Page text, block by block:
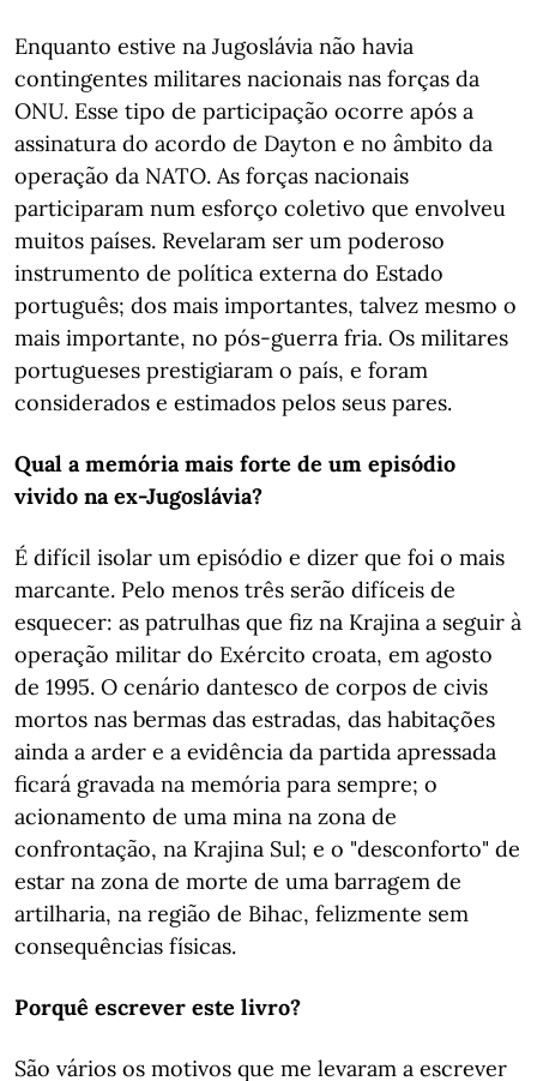
Enquanto estive na Jugoslávia não havia
contingentes militares nacionais nas forças da
ONU. Esse tipo de participação ocorre após a
assinatura do acordo de Dayton e no âmbito da
operação da NATO. As forças nacionais
participaram num esforço coletivo que envolveu
muitos países. Revelaram ser um poderoso
instrumento de política externa do Estado
português; dos mais importantes, talvez mesmo o
mais importante, no pós-guerra fria. Os militares
portugueses prestigiaram o país, e foram
considerados e estimados pelos seus pares.
Qual a memória mais forte de um episódio
vivido na ex-Jugoslávia?
É difícil isolar um episódio e dizer que foi o mais
marcante. Pelo menos três serão difíceis de
esquecer: as patrulhas que fiz na Krajina a seguir à
operação militar do Exército croata, em agosto
de 1995. O cenário dantesco de corpos de civis
mortos nas bermas das estradas, das habitações
ainda a arder e a evidência da partida apressada
ficará gravada na memória para sempre; o
acionamento de uma mina na zona de
confrontação, na Krajina Sul; e o "desconforto" de
estar na zona de morte de uma barragem de
artilharia, na região de Bihac, felizmente sem
consequências físicas.
Porquê escrever este livro?
São vários os motivos que me levaram a escrever